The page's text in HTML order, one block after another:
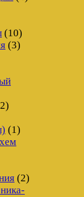
(10)
(3)
(1)
(2)